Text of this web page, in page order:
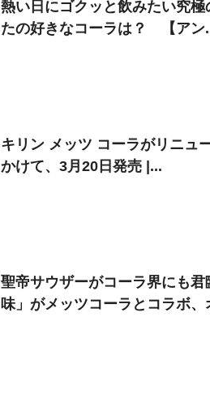
熱い日にゴクッと飲みたい究
たの好きなコーラは？ 【アン
キリン メッツ コーラがリニ
かけて、3月20日発売 |...
聖帝サウザーがコーラ界にも
味」がメッツコーラとコラボ、